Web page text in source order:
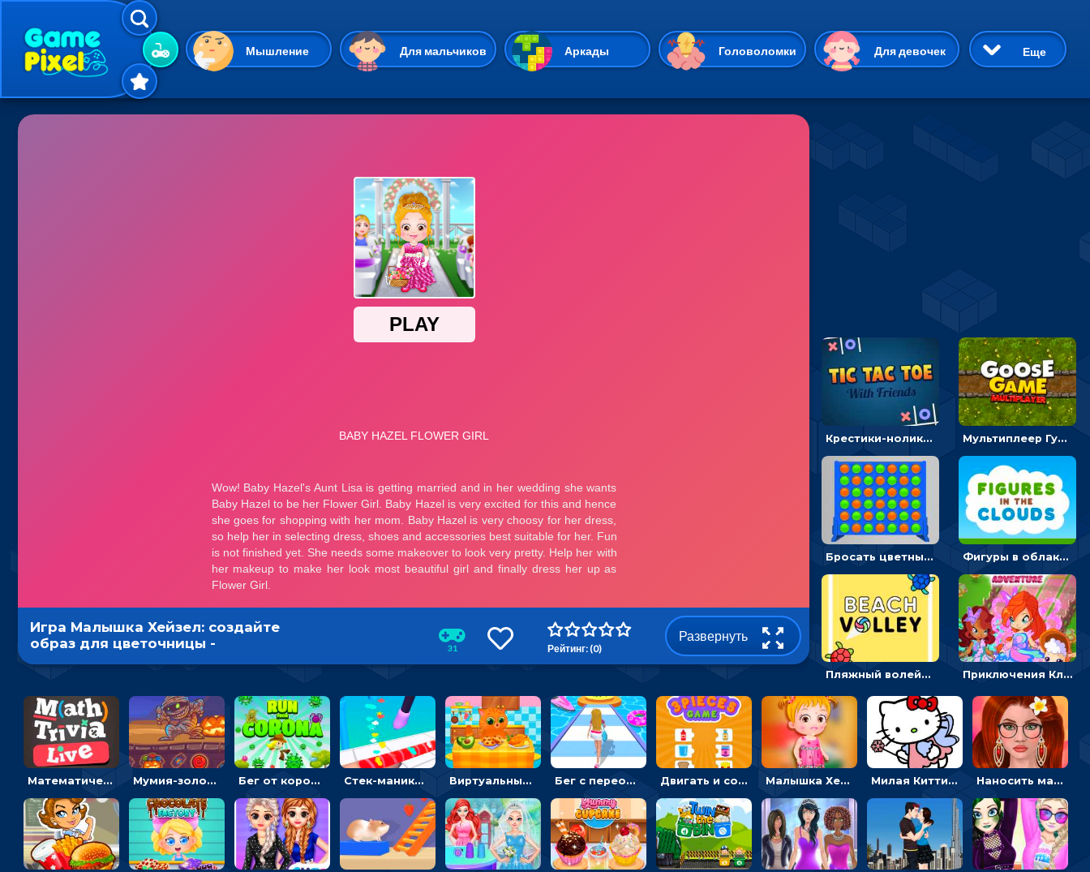
Мышление Для мальчиков Аркады Головоломки Для девочек
Гиперказуальные Казуальные Веселые 3D Приключения
Unity
Симуляторы
Пасьянс
Еще
Крестики-нолики мультиплеер: найди соперника и сразись Мультиплеер Гусь: кидай кости и шагай к финишу
Бросать цветные диски и складывать линии - головоломка Фигуры в облаках: подбери предмет по очертанию – головоломка
Пляжный волейбол с черепахами: лови мяч и пасуй сопернику Приключения Клуба Винкс: менять дорожки, чтобы собирать кристаллы
Игра Малышка Хейзел: создайте
образ для цветочницы -
одевалка
31 Рейтинг: (0)
Развернуть
Математическая викторина мультиплеер: решать примеры на время Мумия-золотоискатель: закидывать бинты, чтобы доставать сокровища Бег от коронавируса: держать дистанцию, чтобы не заразиться Стек-маникюр для девочек: красить ногти и избегать пил Виртуальный питомец: ухаживать, кормить, купать рыжего кота Бег с переодеванием: ловить одежду и повторять модные образы - для девочек Двигать и соединять пазлы по смыслу - головоломка для детей Малышка Хейзел заболела ветрянкой: вызывать доктора и лечить Милая Китти для девочек: поиск отличий на картинках Наносить макияж и делать прическу для корейской принцессы